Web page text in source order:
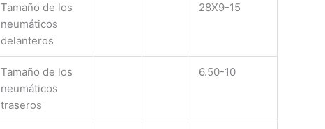
Tamaño de los
neumáticos
delanteros
28X9-15
Tamaño de los
neumáticos
traseros
6.50-10